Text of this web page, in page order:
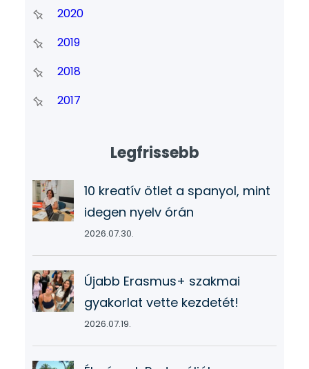
2020
2019
2018
2017
Legfrissebb
10 kreatív ötlet a spanyol, mint
idegen nyelv órán
2026.07.30.
Újabb Erasmus+ szakmai
gyakorlat vette kezdetét!
2026.07.19.